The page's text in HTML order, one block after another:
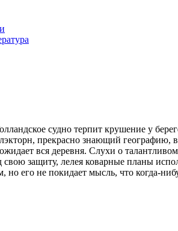
судно терпит крушение у
прекрасно знающий географию,
вся деревня. Слухи о
свою защиту, лелея коварные планы
но его не покидает мысль, что когда-